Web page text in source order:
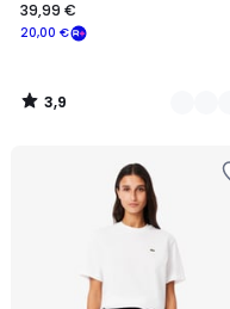
20,00 €
39,99 €
3,9
/